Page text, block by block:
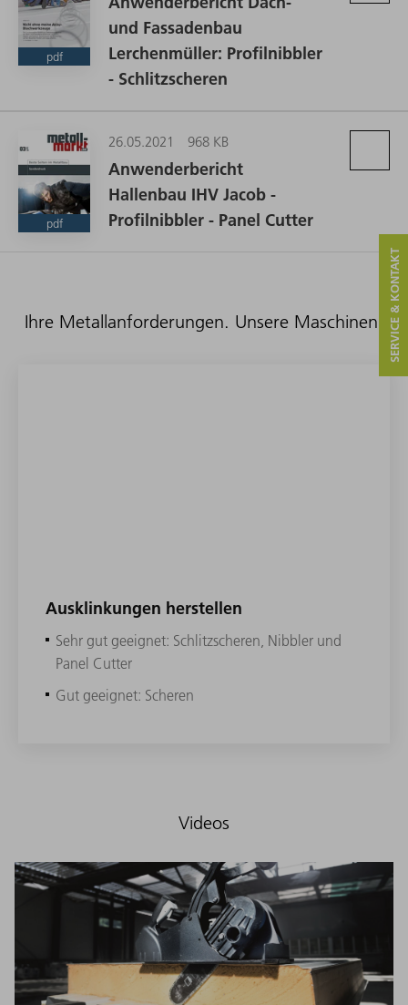
pdf
und Fassadenbau
Lerchenmüller: Profilnibbler
- Schlitzscheren
pdf
26.05.2021 968 KB
Anwenderbericht
Hallenbau IHV Jacob -
Profilnibbler - Panel Cutter
Ihre Metallanforderungen. Unsere Maschinen.
Ausklinkungen herstellen
Sehr gut geeignet: Schlitzscheren, Nibbler und
Panel Cutter
Gut geeignet: Scheren
Videos
SERVICE & KONTAKT